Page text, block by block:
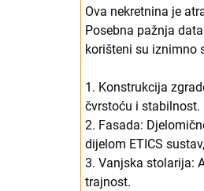
Ova nekretnina je
Posebna pažnja
korišteni su iznimno
1. Konstrukcija
čvrstoću i stabilnost.
2. Fasada:
dijelom ETICS
3. Vanjska stolarija:
trajnost.